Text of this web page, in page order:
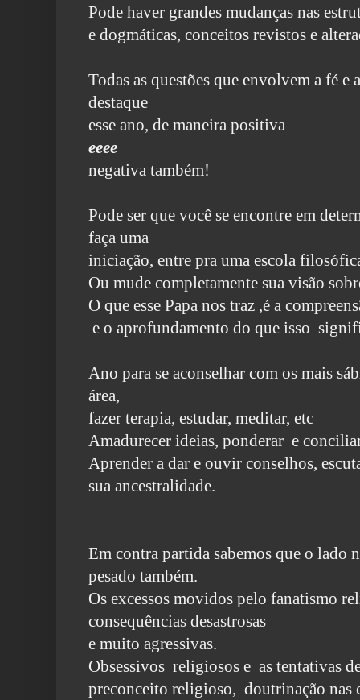
Pode haver grandes mudanças nas
e dogmáticas, conceitos revistos e
Todas as questões que envolvem a fé e
destaque
esse ano, de maneira positiva
eeee
negativa também!
Pode ser que você se encontre em
faça uma
iniciação, entre pra uma escola
Ou mude completamente sua visão
O que esse Papa nos traz ,é a
e o aprofundamento do que isso
Ano para se aconselhar com os mais
área,
fazer terapia, estudar, meditar, etc
Amadurecer ideias, ponderar e
Aprender a dar e ouvir conselhos,
sua ancestralidade.
Em contra partida sabemos que o lado
pesado também.
Os excessos movidos pelo fanatismo
consequências desastrosas
e muito agressivas.
Obsessivos religiosos e as tentativas
preconceito religioso, doutrinação nas